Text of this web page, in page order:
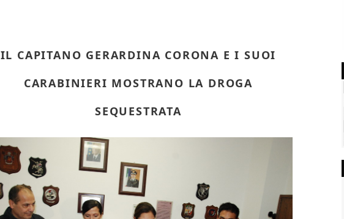
IL CAPITANO GERARDINA CORONA E I SUOI
CARABINIERI MOSTRANO LA DROGA
SEQUESTRATA